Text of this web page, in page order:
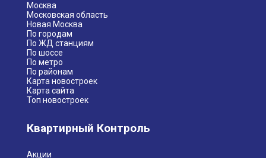
Москва
Московская область
Новая Москва
По городам
По ЖД станциям
По шоссе
По метро
По районам
Карта новостроек
Карта сайта
Топ новостроек
Квартирный Контроль
Акции